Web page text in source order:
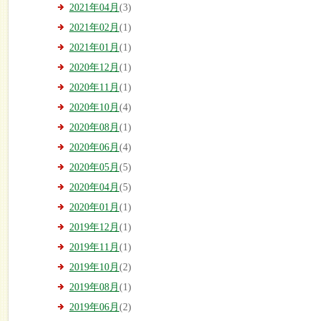
2021年04月 (3)
2021年02月 (1)
2021年01月 (1)
2020年12月 (1)
2020年11月 (1)
2020年10月 (4)
2020年08月 (1)
2020年06月 (4)
2020年05月 (5)
2020年04月 (5)
2020年01月 (1)
2019年12月 (1)
2019年11月 (1)
2019年10月 (2)
2019年08月 (1)
2019年06月 (2)